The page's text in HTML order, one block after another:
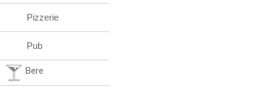
Pizzerie
Pub
Bere